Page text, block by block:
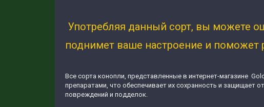
Употребляя данный сорт, вы можете
поднимет ваше настроение и поможет
Все сорта конопли, представленные в интернет-магазине
препаратами, что обеспечивает их сохранность и защищает
повреждений и подделок.